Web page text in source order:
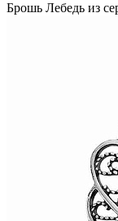
Брошь Лебедь из